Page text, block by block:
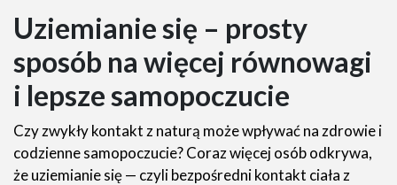
Uziemianie się – prosty
sposób na więcej równowagi
i lepsze samopoczucie
Czy zwykły kontakt z naturą może wpływać na zdrowie i
codzienne samopoczucie? Coraz więcej osób odkrywa,
że uziemianie się — czyli bezpośredni kontakt ciała z